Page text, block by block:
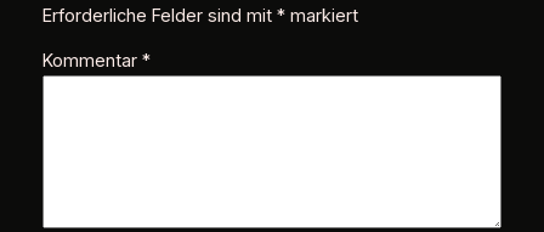
Erforderliche Felder sind mit *markiert
Kommentar *